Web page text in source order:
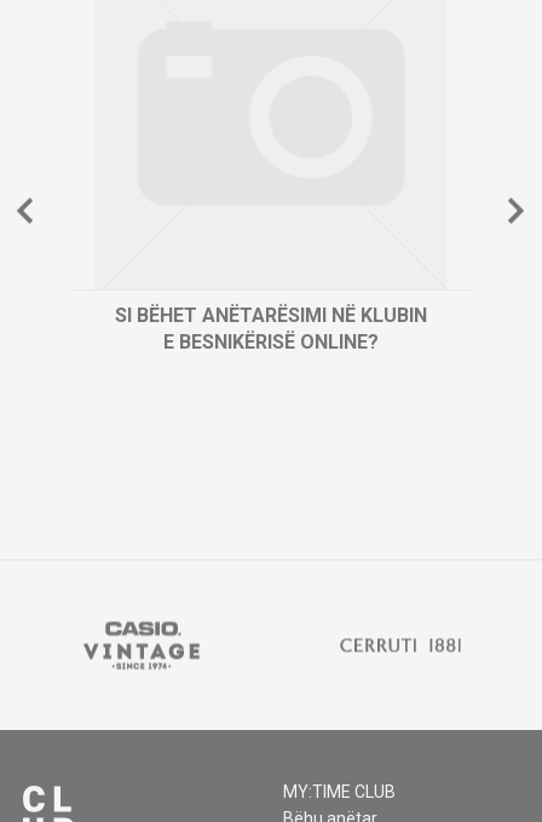
SI BËHET ANËTARËSIMI NË KLUBIN
E BESNIKËRISË ONLINE?
MY:TIME CLUB